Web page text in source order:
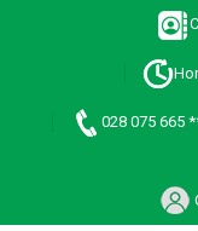
028 075 665